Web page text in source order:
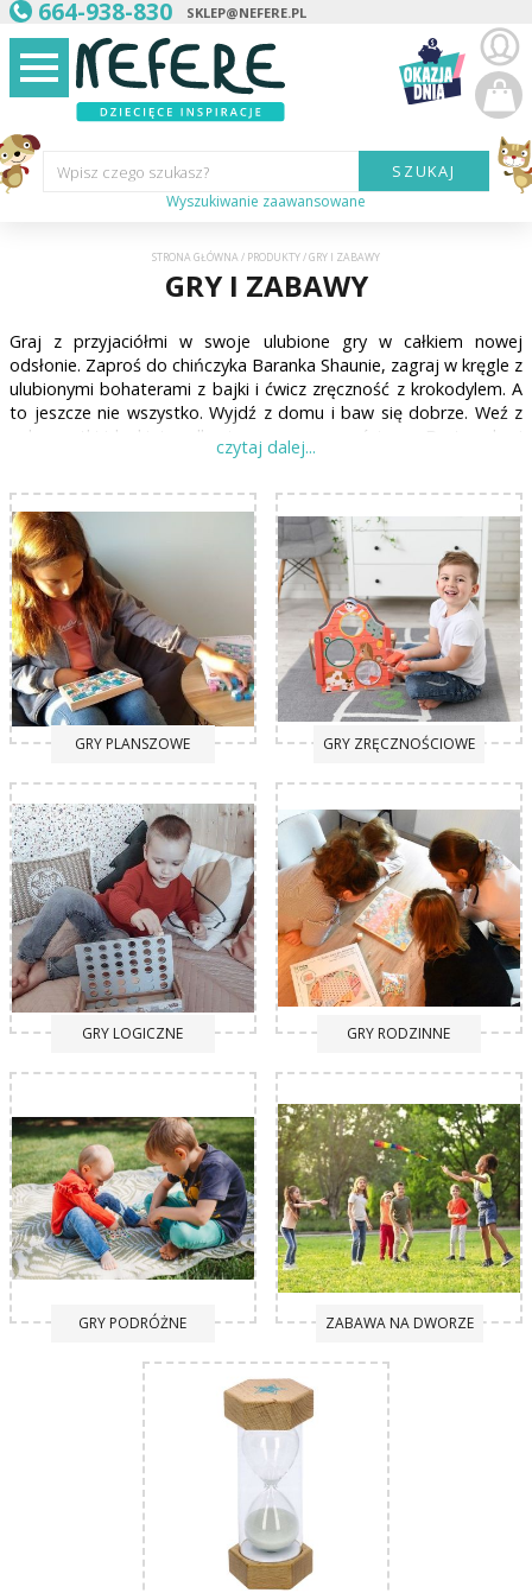
664-938-830 SKLEP@NEFERE.PL
Wpisz czego szukasz?
Wiek
dziecka:
Płeć dziecka:
Cena do:
SZUKAJ
Wyszukiwanie zaawansowane
STRONA GŁÓWNA/ PRODUKTY/GRY I ZABAWY
GRY I ZABAWY
Graj z przyjaciółmi w swoje ulubione gry w całkiem nowej
odsłonie. Zaproś do chińczyka Baranka Shaunie, zagraj w kręgle z
ulubionymi bohaterami z bajki i ćwicz zręczność z krokodylem. A
to jeszcze nie wszystko. Wyjdź z domu i baw się dobrze. Weź z
sobą rzutki i krykieta, albo inną grę zręcznościową. Bystre oko i
zwinne ciało zawsze się przyda. Kto z Was zostanie mistrzem
GRY PLANSZOWE GRY ZRĘCZNOŚCIOWE
GRY LOGICZNE GRY RODZINNE
GRY PODRÓŻNE ZABAWA NA DWORZE